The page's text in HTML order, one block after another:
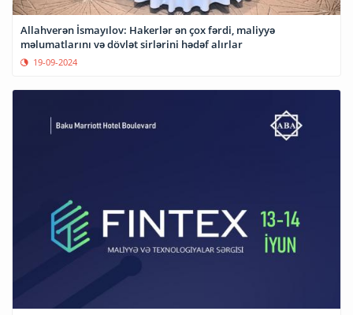
Allahverən İsmayılov: Hakerlər ən çox fərdi, maliyyə
məlumatlarını və dövlət sirlərini hədəf alırlar
19-09-2024